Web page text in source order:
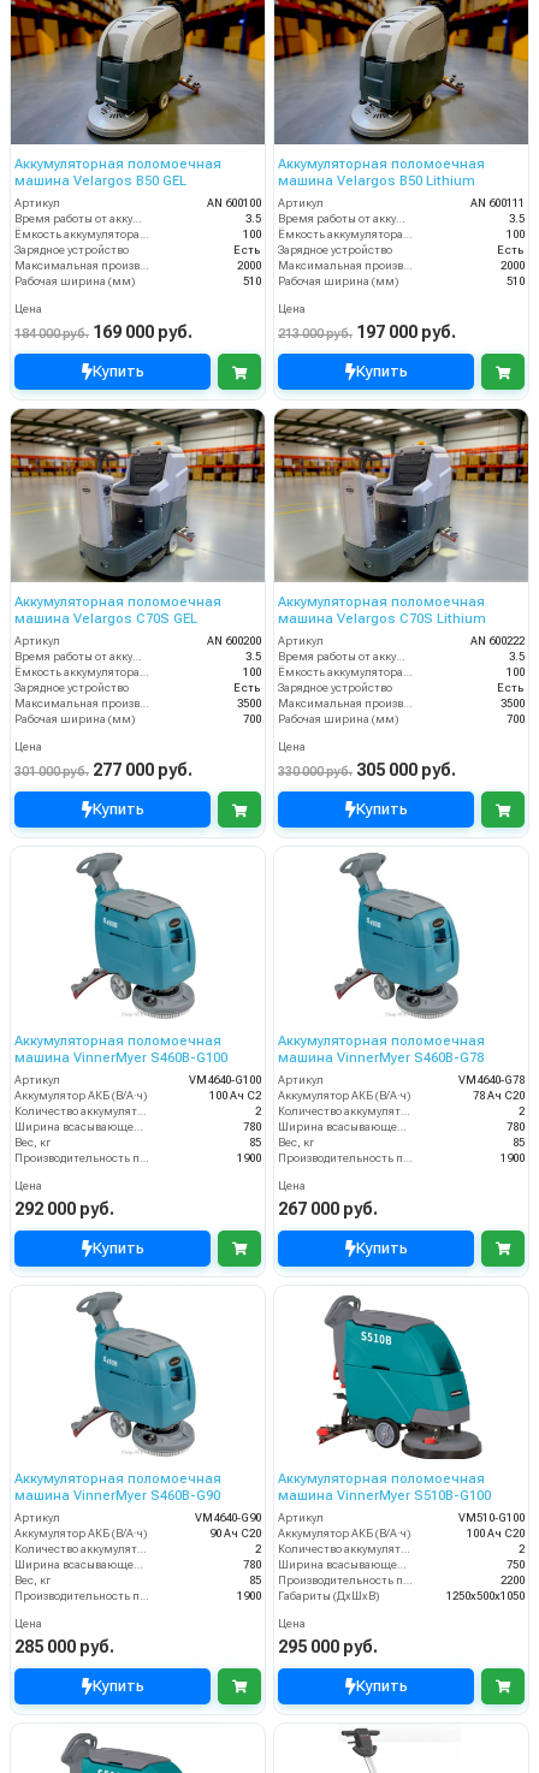
Аккумуляторная поломоечная
машина Velargos B50 GEL
Артикул
AN 600100
Время работы от аккумуляторов (ч)
3.5
Ёмкость аккумулятора (Ач)
100
Зарядное устройство
Есть
Максимальная производительность (кв.м/час)
2000
Рабочая ширина (мм)
510
Цена
184 000 руб. 169 000 руб.
Купить
Аккумуляторная поломоечная
машина Velargos B50 Lithium
Артикул
AN 600111
Время работы от аккумуляторов (ч)
3.5
Ёмкость аккумулятора (Ач)
100
Зарядное устройство
Есть
Максимальная производительность (кв.м/час)
2000
Рабочая ширина (мм)
510
Цена
213 000 руб. 197 000 руб.
Купить
Аккумуляторная поломоечная
машина Velargos C70S GEL
Артикул
AN 600200
Время работы от аккумуляторов (ч)
3.5
Ёмкость аккумулятора (Ач)
100
Зарядное устройство
Есть
Максимальная производительность (кв.м/час)
3500
Рабочая ширина (мм)
700
Цена
301 000 руб. 277 000 руб.
Купить
Аккумуляторная поломоечная
машина Velargos C70S Lithium
Артикул
AN 600222
Время работы от аккумуляторов (ч)
3.5
Ёмкость аккумулятора (Ач)
100
Зарядное устройство
Есть
Максимальная производительность (кв.м/час)
3500
Рабочая ширина (мм)
700
Цена
330 000 руб. 305 000 руб.
Купить
Аккумуляторная поломоечная
машина VinnerMyer S460B-G100
Артикул
VM4640-G100
Аккумулятор АКБ (В/А·ч)
100 Ач С2
2
780
Вес, кг
85
1900
Цена
292 000 руб.
Купить
Аккумуляторная поломоечная
машина VinnerMyer S460B-G78
Артикул
VM4640-G78
Аккумулятор АКБ (В/А·ч)
78 Ач С20
2
780
Вес, кг
85
1900
Цена
267 000 руб.
Купить
Аккумуляторная поломоечная
машина VinnerMyer S460B-G90
Артикул
VM4640-G90
Аккумулятор АКБ (В/А·ч)
90 Ач С20
2
780
Вес, кг
85
1900
Цена
285 000 руб.
Купить
Аккумуляторная поломоечная
машина VinnerMyer S510B-G100
Артикул
VM510-G100
Аккумулятор АКБ (В/А·ч)
100 Ач С20
2
750
2200
Габариты (ДхШхВ)
1250х500х1050
Цена
295 000 руб.
Купить